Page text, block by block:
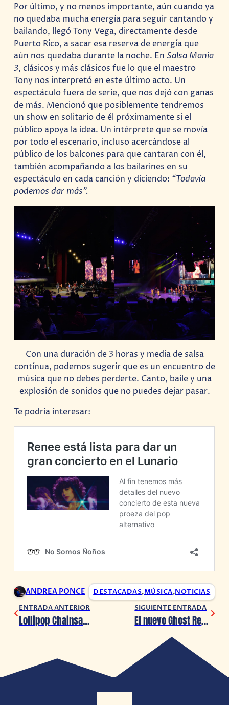
Por último, y no menos importante, aún cuando ya
no quedaba mucha energía para seguir cantando y
bailando, llegó Tony Vega, directamente desde
Puerto Rico, a sacar esa reserva de energía que
aún nos quedaba durante la noche. En Salsa Mania
3, clásicos y más clásicos fue lo que el maestro
Tony nos interpretó en este último acto. Un
espectáculo fuera de serie, que nos dejó con ganas
de más. Mencionó que posiblemente tendremos
un show en solitario de él próximamente si el
público apoya la idea. Un intérprete que se movía
por todo el escenario, incluso acercándose al
público de los balcones para que cantaran con él,
también acompañando a los bailarines en su
espectáculo en cada canción y diciendo: “Todavía
podemos dar más”.
Con una duración de 3 horas y media de salsa
contínua, podemos sugerir que es un encuentro de
música que no debes perderte. Canto, baile y una
explosión de sonidos que no puedes dejar pasar.
Te podría interesar:
ANDREA PONCE DESTACADAS,MÚSICA,NOTICIAS
ENTRADA ANTERIOR
Lollipop Chainsaw RePOP se actualiza con nuevo contenido
SIGUIENTE ENTRADA
El nuevo Ghost Recon se ha filtrado